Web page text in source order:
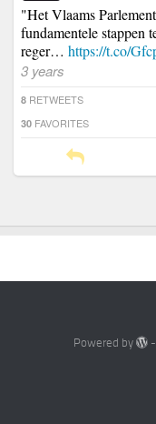
"Het Vlaams
fundamentele stappen
reger… https://t.co/
3 years
8 RETWEETS
30 FAVORITES
Powered by